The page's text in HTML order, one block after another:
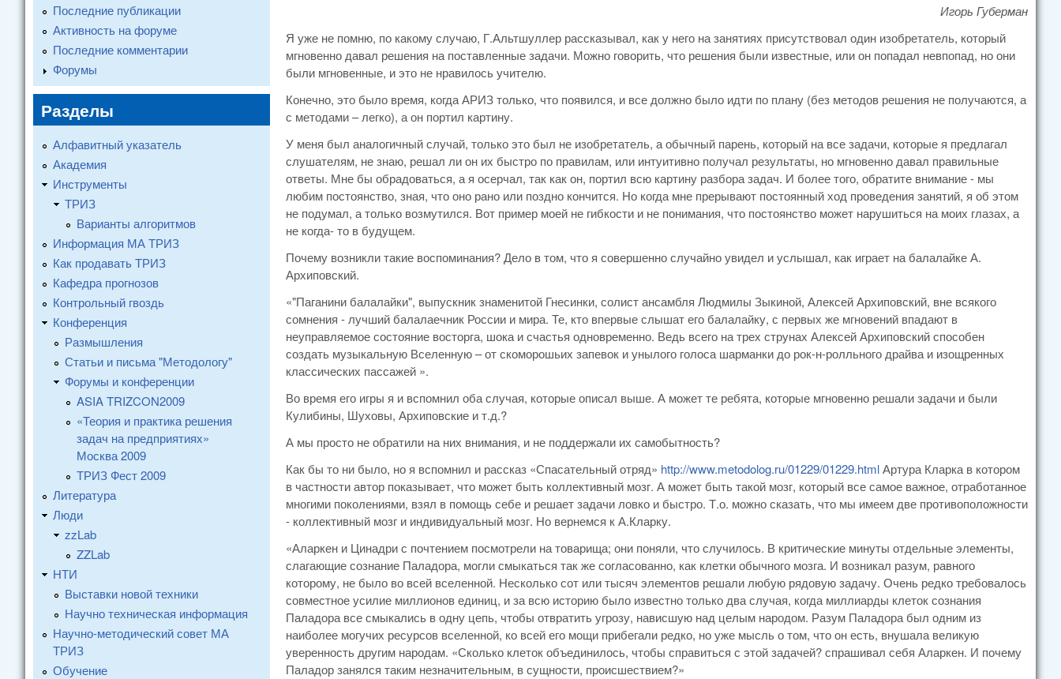
Игорь Губерман
Я уже не помню, по какому случаю, Г.Альтшуллер рассказывал, как у него на занятиях присутствовал один изобретатель, который
мгновенно давал решения на поставленные задачи. Можно говорить, что решения были известные, или он попадал невпопад, но они
были мгновенные, и это не нравилось учителю.
Конечно, это было время, когда АРИЗ только, что появился, и все должно было идти по плану (без методов решения не получаются, а
с методами – легко), а он портил картину.
У меня был аналогичный случай, только это был не изобретатель, а обычный парень, который на все задачи, которые я предлагал
слушателям, не знаю, решал ли он их быстро по правилам, или интуитивно получал результаты, но мгновенно давал правильные
ответы. Мне бы обрадоваться, а я осерчал, так как он, портил всю картину разбора задач. И более того, обратите внимание - мы
любим постоянство, зная, что оно рано или поздно кончится. Но когда мне прерывают постоянный ход проведения занятий, я об этом
не подумал, а только возмутился. Вот пример моей не гибкости и не понимания, что постоянство может нарушиться на моих глазах, а
не когда- то в будущем.
Почему возникли такие воспоминания? Дело в том, что я совершенно случайно увидел и услышал, как играет на балалайке А.
Архиповский.
«"Паганини балалайки", выпускник знаменитой Гнесинки, солист ансамбля Людмилы Зыкиной, Алексей Архиповский, вне всякого
сомнения - лучший балалаечник России и мира. Те, кто впервые слышат его балалайку, с первых же мгновений впадают в
неуправляемое состояние восторга, шока и счастья одновременно. Ведь всего на трех струнах Алексей Архиповский способен
создать музыкальную Вселенную – от скоморошьих запевок и унылого голоса шарманки до рок-н-ролльного драйва и изощренных
классических пассажей ».
Во время его игры я и вспомнил оба случая, которые описал выше. А может те ребята, которые мгновенно решали задачи и были
Кулибины, Шуховы, Архиповские и т.д.?
А мы просто не обратили на них внимания, и не поддержали их самобытность?
Как бы то ни было, но я вспомнил и рассказ «Спасательный отряд» http://www.metodolog.ru/01229/01229.htmlАртура Кларка в котором
в частности автор показывает, что может быть коллективный мозг. А может быть такой мозг, который все самое важное, отработанное
многими поколениями, взял в помощь себе и решает задачи ловко и быстро. Т.о. можно сказать, что мы имеем две противоположности
- коллективный мозг и индивидуальный мозг. Но вернемся к А.Кларку.
«Аларкен и Цинадри с почтением посмотрели на товарища; они поняли, что случилось. В критические минуты отдельные элементы,
слагающие сознание Паладора, могли смыкаться так же согласованно, как клетки обычного мозга. И возникал разум, равного
которому, не было во всей вселенной. Несколько сот или тысяч элементов решали любую рядовую задачу. Очень редко требовалось
совместное усилие миллионов единиц, и за всю историю было известно только два случая, когда миллиарды клеток сознания
Паладора все смыкались в одну цепь, чтобы отвратить угрозу, нависшую над целым народом. Разум Паладора был одним из
наиболее могучих ресурсов вселенной, ко всей его мощи прибегали редко, но уже мысль о том, что он есть, внушала великую
уверенность другим народам. «Сколько клеток объединилось, чтобы справиться с этой задачей? спрашивал себя Аларкен. И почему
Паладор занялся таким незначительным, в сущности, происшествием?»
Последние публикации
Активность на форуме
Последние комментарии
Форумы
Разделы
Алфавитный указатель
Академия
Инструменты
ТРИЗ
Варианты алгоритмов
Информация МА ТРИЗ
Как продавать ТРИЗ
Кафедра прогнозов
Контрольный гвоздь
Конференция
Размышления
Статьи и письма "Методологу"
Форумы и конференции
ASIA TRIZCON2009
«Теория и практика решения
задач на предприятиях»
Москва 2009
ТРИЗ Фест 2009
Литература
Люди
zzLab
ZZLab
НТИ
Выставки новой техники
Научно техническая информация
Научно-методический совет МА
ТРИЗ
Обучение